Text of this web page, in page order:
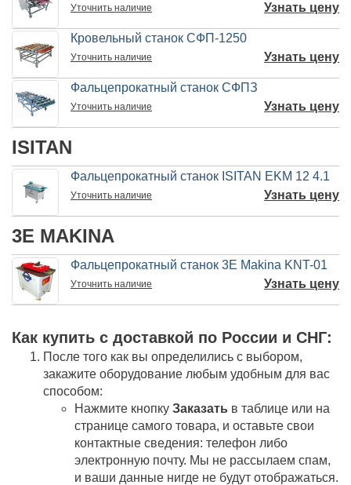
Уточнить наличие Узнать цену
Кровельный станок СФП-1250
Уточнить наличие Узнать цену
Фальцепрокатный станок СФПЗ
Уточнить наличие Узнать цену
ISITAN
Фальцепрокатный станок ISITAN EKM 12 4.1
Уточнить наличие Узнать цену
3E MAKINA
Фальцепрокатный станок 3E Makina KNT-01
Уточнить наличие Узнать цену
Как купить c доставкой по России и СНГ:
После того как вы определились с выбором,
закажите оборудование любым удобным для вас
способом:
Нажмите кнопку Заказать в таблице или на
странице самого товара, и оставьте свои
контактные сведения: телефон либо
электронную почту. Мы не рассылаем спам,
и ваши данные нигде не будут отображаться.